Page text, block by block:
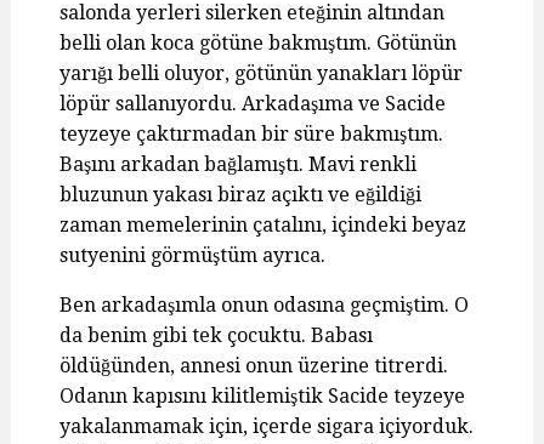
salonda yerleri silerken eteğinin altından
belli olan koca götüne bakmıştım. Götünün
yarığı belli oluyor, götünün yanakları löpür
löpür sallanıyordu. Arkadaşıma ve Sacide
teyzeye çaktırmadan bir süre bakmıştım.
Başını arkadan bağlamıştı. Mavi renkli
bluzunun yakası biraz açıktı ve eğildiği
zaman memelerinin çatalını, içindeki beyaz
sutyenini görmüştüm ayrıca.
Ben arkadaşımla onun odasına geçmiştim. O
da benim gibi tek çocuktu. Babası
öldüğünden, annesi onun üzerine titrerdi.
Odanın kapısını kilitlemiştik Sacide teyzeye
yakalanmamak için, içerde sigara içiyorduk.